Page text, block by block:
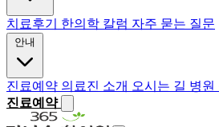
치료후기 한의학 칼럼 자주 묻는 질문
진료예약 의료진 소개 오시는 길 병원
진료예약